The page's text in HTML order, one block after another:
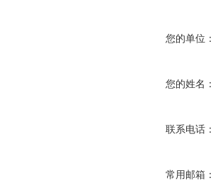
您的单位：
您的姓名：
联系电话：
常用邮箱：